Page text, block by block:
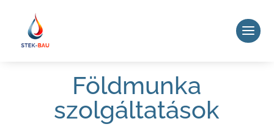
Földmunka
szolgáltatások